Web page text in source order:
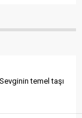
temel taşı